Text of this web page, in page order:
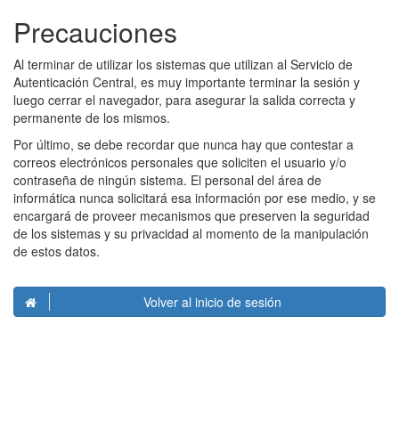
Precauciones
Al terminar de utilizar los sistemas que utilizan al Servicio de
Autenticación Central, es muy importante terminar la sesión y
luego cerrar el navegador, para asegurar la salida correcta y
permanente de los mismos.
Por último, se debe recordar que nunca hay que contestar a
correos electrónicos personales que soliciten el usuario y/o
contraseña de ningún sistema. El personal del área de
informática nunca solicitará esa información por ese medio, y se
encargará de proveer mecanismos que preserven la seguridad
de los sistemas y su privacidad al momento de la manipulación
de estos datos.
Volver al inicio de sesión